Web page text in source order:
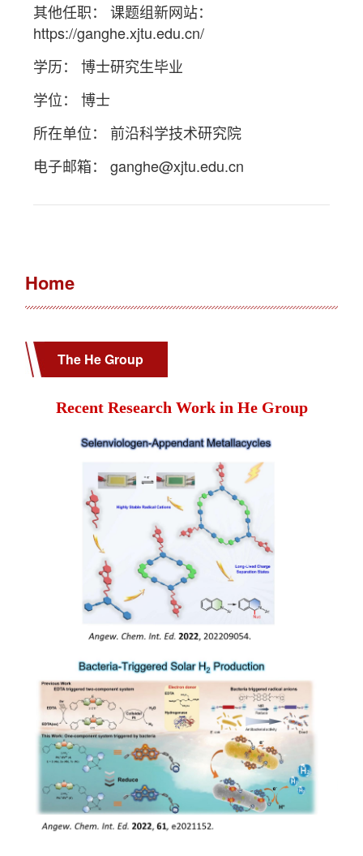
其他任职： 课题组新网站：
https://ganghe.xjtu.edu.cn/
学历： 博士研究生毕业
学位： 博士
所在单位： 前沿科学技术研究院
电子邮箱：ganghe@xjtu.edu.cn
Home
The He Group